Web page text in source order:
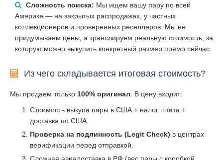
Сложность поиска: Мы ищем вашу пару по всей
Америке — на закрытых распродажах, у частных
коллекционеров и проверенных реселлеров. Мы не
придумываем цены, а транслируем реальную стоимость, за
которую можно выкупить конкретный размер прямо сейчас.
Из чего складывается итоговая стоимость?
Мы продаем только 100% оригинал . В цену входит:
Стоимость выкупа пары в США + налог штата +
доставка по США.
Проверка на подлинность (Legit Check) в центрах
верификации перед отправкой.